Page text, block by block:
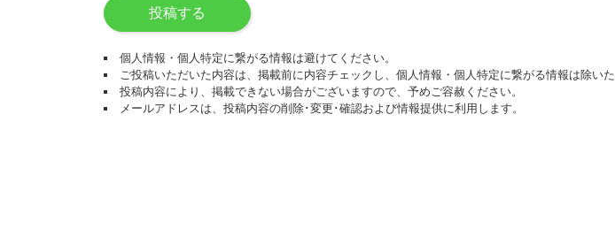
投稿する
個人情報・個人特定に繋がる情報は避けてください。
ご投稿いただいた内容は、掲載前に内容チェックし、個人情報・個人特定に繋がる情報は除いた
投稿内容により、掲載できない場合がございますので、予めご容赦ください。
メールアドレスは、投稿内容の削除･変更･確認および情報提供に利用します。